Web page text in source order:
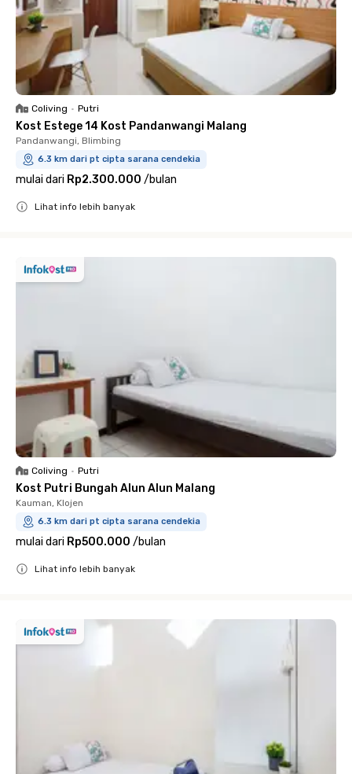
Coliving • Putri
Kost Estege 14 Kost Pandanwangi Malang
Pandanwangi, Blimbing
6.3 km dari pt cipta sarana cendekia
mulai dari Rp2.300.000 /bulan
Lihat info lebih banyak
Coliving • Putri
Kost Putri Bungah Alun Alun Malang
Kauman, Klojen
6.3 km dari pt cipta sarana cendekia
mulai dari Rp500.000 /bulan
Lihat info lebih banyak